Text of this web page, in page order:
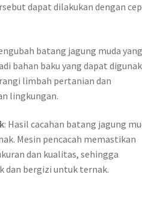
dapat dilakukan dengan
batang jagung muda yang
bahan baku yang dapat
limbah pertanian dan
lingkungan.
: Hasil cacahan batang jagung
Mesin pencacah memastikan
dan kualitas, sehingga
dan bergizi untuk ternak.